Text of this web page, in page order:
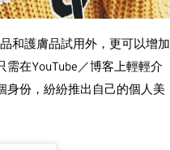
和護膚品試用外，更可以增加
在YouTube／博客上輕輕介
身份，紛紛推出自己的個人美